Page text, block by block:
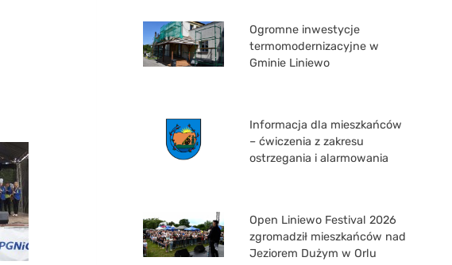
Ogromne inwestycje
termomodernizacyjne w
Gminie Liniewo
Informacja dla mieszkańców
– ćwiczenia z zakresu
ostrzegania i alarmowania
Open Liniewo Festival 2026
zgromadził mieszkańców nad
Jeziorem Dużym w Orlu